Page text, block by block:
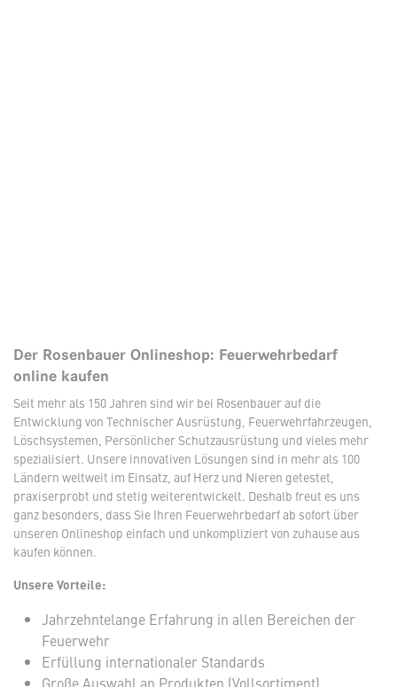
Der Rosenbauer Onlineshop: Feuerwehrbedarf
online kaufen
Seit mehr als 150 Jahren sind wir bei Rosenbauer auf die
Entwicklung von Technischer Ausrüstung, Feuerwehrfahrzeugen,
Löschsystemen, Persönlicher Schutzausrüstung und vieles mehr
spezialisiert. Unsere innovativen Lösungen sind in mehr als 100
Ländern weltweit im Einsatz, auf Herz und Nieren getestet,
praxiserprobt und stetig weiterentwickelt. Deshalb freut es uns
ganz besonders, dass Sie Ihren Feuerwehrbedarf ab sofort über
unseren Onlineshop einfach und unkompliziert von zuhause aus
kaufen können.
Unsere Vorteile:
Jahrzehntelange Erfahrung in allen Bereichen der
Feuerwehr
Erfüllung internationaler Standards
Große Auswahl an Produkten (Vollsortiment)